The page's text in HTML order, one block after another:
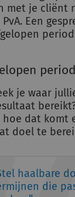
met je
Een
je waar
dat
doel te
haalbare
die